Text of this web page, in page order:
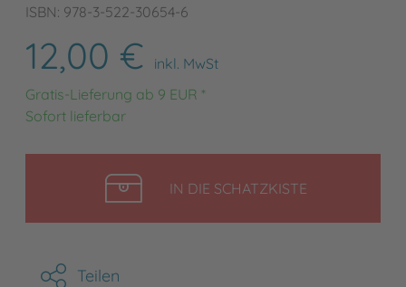
ISBN: 978-3-522-30654-6
12,00 €
inkl. MwSt
Gratis-Lieferung ab 9 EUR *
Sofort lieferbar
IN DIE SCHATZKISTELEGEN
Teilen